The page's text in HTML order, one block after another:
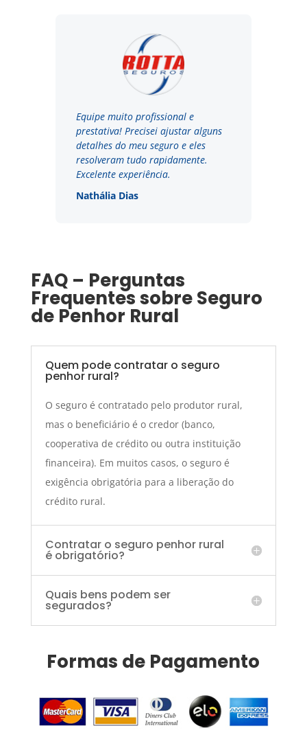
Equipe muito profissional e
prestativa! Precisei ajustar alguns
detalhes do meu seguro e eles
resolveram tudo rapidamente.
Excelente experiência.
Nathália Dias
FAQ – Perguntas
Frequentes sobre Seguro
de Penhor Rural
Quem pode contratar o seguro
penhor rural?
O seguro é contratado pelo produtor rural,
mas o beneficiário é o credor (banco,
cooperativa de crédito ou outra instituição
financeira). Em muitos casos, o seguro é
exigência obrigatória para a liberação do
crédito rural.
Contratar o seguro penhor rural
é obrigatório?
Quais bens podem ser
segurados?
Formas de Pagamento